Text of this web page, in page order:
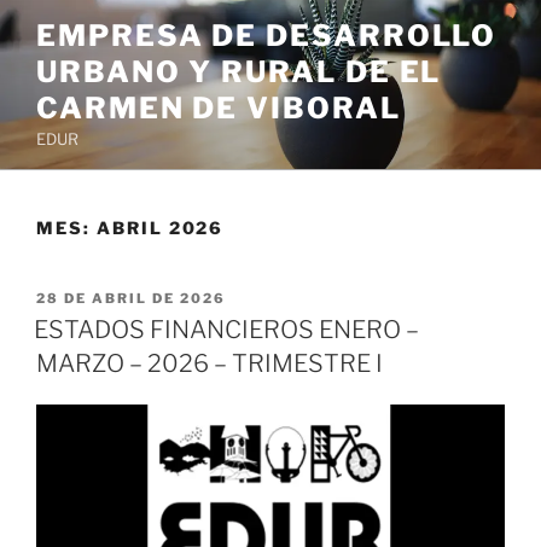
EMPRESA DE DESARROLLO
URBANO Y RURAL DE EL
CARMEN DE VIBORAL
EDUR
MES: ABRIL 2026
28 DE ABRIL DE 2026
ESTADOS FINANCIEROS ENERO –
MARZO – 2026 – TRIMESTRE I